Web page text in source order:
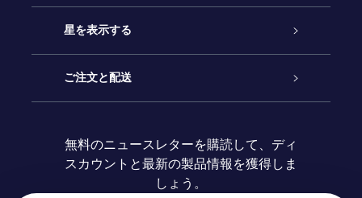
お問い合わせ
ブログ
レビュー
Online Starギフト
OSRギフトパック
OSR ギフトカード
星を表示する
星の登録
カスタマイズされたStar Page
ご注文と配送
お支払いに関する情報
無料のニュースレターを購読して、ディ
スカウントと最新の製品情報を獲得しま
しょう。